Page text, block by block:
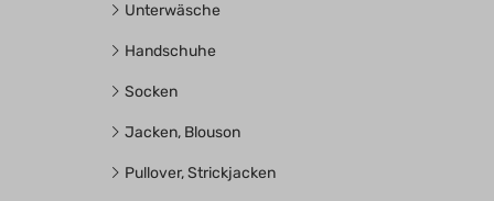
Unterwäsche
Handschuhe
Socken
Jacken, Blouson
Pullover, Strickjacken